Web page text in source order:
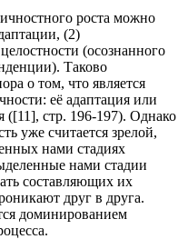
роста можно
(2)
(осознанного
Таково
о том, что является
её адаптация или
([11], стр. 196-197). Однако
уже считается зрелой,
нами стадиях
нами стадии
составляющих их
друг в друга.
доминированием